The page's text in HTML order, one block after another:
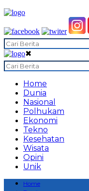
✖
Home
Dunia
Nasional
Polhukam
Ekonomi
Tekno
Kesehatan
Wisata
Opini
Unik
Home